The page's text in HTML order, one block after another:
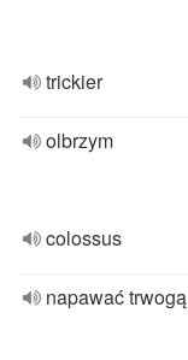
trickier
olbrzym
colossus
napawać trwogą